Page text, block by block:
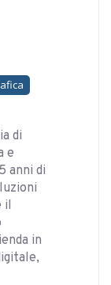
di
e
anni di
il
in